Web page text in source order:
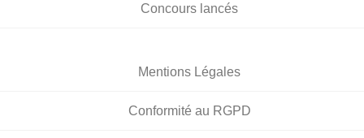
Concours lancés
Mentions Légales
Conformité au RGPD